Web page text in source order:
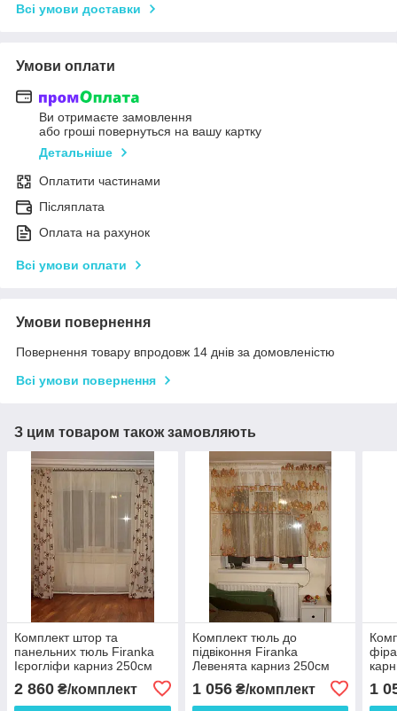
Всі умови доставки
Умови оплати
Ви отримаєте замовлення
або гроші повернуться на вашу картку
Детальніше
Оплатити частинами
Післяплата
Оплата на рахунок
Всі умови оплати
Умови повернення
Повернення товару впродовж 14 днів за домовленістю
Всі умови повернення
З цим товаром також замовляють
Комплект штор та
панельних тюль Firanka
Ієрогліфи карниз 250см
2 860 ₴/комплект
Комплект тюль до
підвіконня Firanka
Левенята карниз 250см
1 056₴/комплект 1